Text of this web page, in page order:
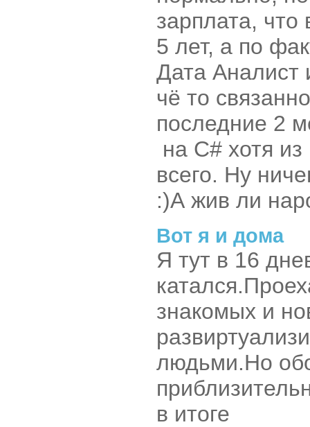
зарплата,
5 лет, а по
Дата Аналист
чё то
последние 2
на C# хотя
всего. Ну
:)А жив ли
Вот я и дома
Я тут в 16
знакомых и
людьми.Но
в итоге